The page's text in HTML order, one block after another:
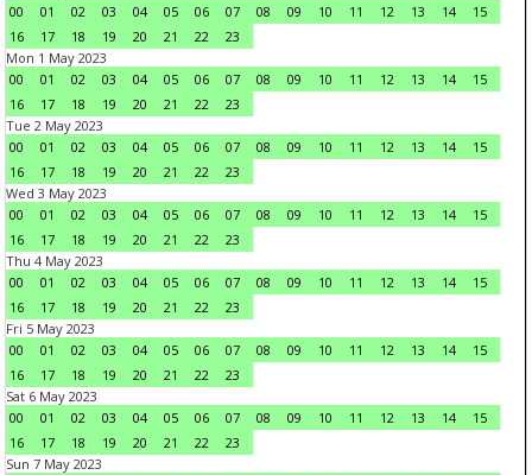
00
01 02 03 04 05 06 07 08 09 10 11 12 13 14
15
16
17 18 19 20 21 22
23
Mon 1 May 2023
00
01 02 03 04 05 06 07 08 09 10 11 12 13 14
15
16
17 18 19 20 21 22
23
Tue 2 May 2023
00
01 02 03 04 05 06 07 08 09 10 11 12 13 14
15
16
17 18 19 20 21 22
23
Wed 3 May 2023
00
01 02 03 04 05 06 07 08 09 10 11 12 13 14
15
16
17 18 19 20 21 22
23
Thu 4 May 2023
00
01 02 03 04 05 06 07 08 09 10 11 12 13 14
15
16
17 18 19 20 21 22
23
Fri 5 May 2023
00
01 02 03 04 05 06 07 08 09 10 11 12 13 14
15
16
17 18 19 20 21 22
23
Sat 6 May 2023
00
01 02 03 04 05 06 07 08 09 10 11 12 13 14
15
16
17 18 19 20 21 22
23
Sun 7 May 2023